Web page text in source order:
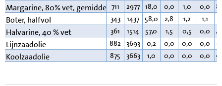
Margarine, 80% vet, gemiddeld711 2977 18,0 0,0 1,0 0,0
Boter, halfvol 343 1437 58,0 2,8 1,2 1,1
Halvarine, 40 % vet 361 1514 57,0 1,5 0,5 0,0
Lijnzaadolie 882 3693 0,2 0,0 0,0 0,0
Koolzaadolie 875 3663 1,0 0,0 0,0 0,0